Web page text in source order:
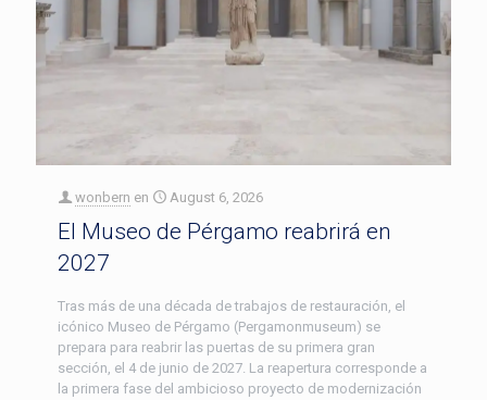
wonbern en August 6, 2026
El Museo de Pérgamo reabrirá en
2027
Tras más de una década de trabajos de restauración, el
icónico Museo de Pérgamo (Pergamonmuseum) se
prepara para reabrir las puertas de su primera gran
sección, el 4 de junio de 2027. La reapertura corresponde a
la primera fase del ambicioso proyecto de modernización